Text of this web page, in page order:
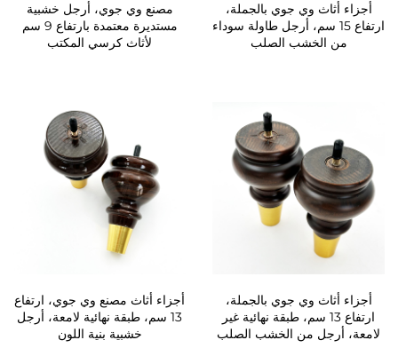
أجزاء أثاث وي جوي بالجملة،
ارتفاع 15 سم، أرجل طاولة سوداء
من الخشب الصلب
مصنع وي جوي، أرجل خشبية
مستديرة معتمدة بارتفاع 9 سم
لأثاث كرسي المكتب
أجزاء أثاث وي جوي بالجملة،
ارتفاع 13 سم، طبقة نهائية غير
لامعة، أرجل من الخشب الصلب
أجزاء أثاث مصنع وي جوي، ارتفاع
13 سم، طبقة نهائية لامعة، أرجل
خشبية بنية اللون